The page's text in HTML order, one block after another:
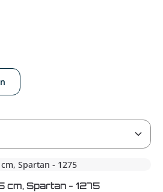
cm, Spartan - 1275